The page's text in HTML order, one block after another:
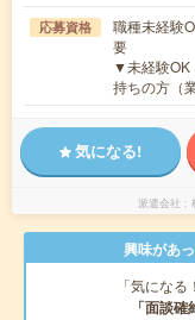
応募資格
職種未経験
要
▼未経験
持ちの方（
気になる!
派遣会社
興味があ
「気にな
「面談確